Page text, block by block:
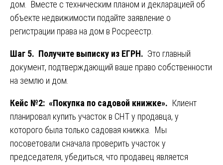
дом. Вместе с техническим планом и декларацией об
объекте недвижимости подайте заявление о
регистрации права на дом в Росреестр.
Шаг 5. Получите выписку из ЕГРН. Это главный
документ, подтверждающий ваше право собственности
на землю и дом.
Кейс №2: «Покупка по садовой книжке». Клиент
планировал купить участок в СНТ у продавца, у
которого была только садовая книжка. Мы
посоветовали сначала проверить участок у
председателя, убедиться, что продавец является